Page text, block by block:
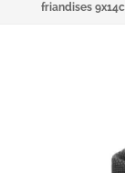
friandises